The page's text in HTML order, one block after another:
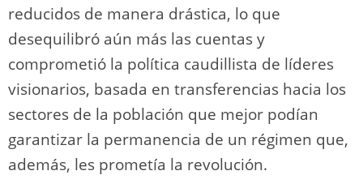
reducidos de manera drástica, lo que
desequilibró aún más las cuentas y
comprometió la política caudillista de líderes
visionarios, basada en transferencias hacia los
sectores de la población que mejor podían
garantizar la permanencia de un régimen que,
además, les prometía la revolución.